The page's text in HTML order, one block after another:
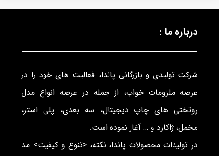
درباره ما :
شرکت تولیدی و بازرگانی پاندا، فعالیت های خود را در
عرصه ملزومات خواب، از جمله در عرصه انواع مدل
روتختی های چاپ دیجیتال، سه بعدی، پلی استر،
مخمل، ژاکارد و … آغاز نموده است.
در تولیدات محصولات پاندا، نکته، <تنوع و کیفیت> مد